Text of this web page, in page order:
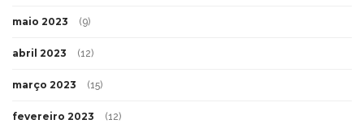
maio 2023 (9)
abril 2023 (12)
março 2023 (15)
fevereiro 2023 (12)